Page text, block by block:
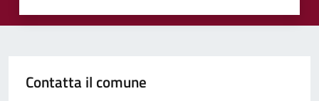
Contatta il comune